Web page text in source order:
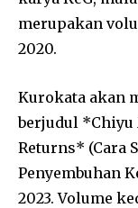
merupakan
2020.
Kurokata akan
berjudul *Chiyu
Returns* (Cara
Penyembuhan
2023. Volume